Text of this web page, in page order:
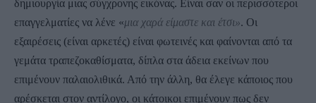
δημιουργία μιας σύγχρονης εικόνας. Είναι σαν οι περισσότεροι
επαγγελματίες να λένε «μια χαρά είμαστε και έτσι». Οι
εξαιρέσεις (είναι αρκετές) είναι φωτεινές και φαίνονται από τα
γεμάτα τραπεζοκαθίσματα, δίπλα στα άδεια εκείνων που
επιμένουν παλαιολιθικά. Από την άλλη, θα έλεγε κάποιος που
αρέσκεται στον αντίλογο, οι κάτοικοι επιμένουν πως δεν